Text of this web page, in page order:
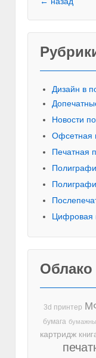
Дизайн в
Новости
Офсетная
Печатная
Цифровая
Облако
3d принтер
бумага
картридж